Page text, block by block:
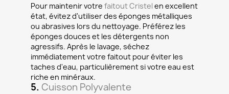
Pour maintenir votre faitout Cristel en excellent
état, évitez d'utiliser des éponges métalliques
ou abrasives lors du nettoyage. Préférez les
éponges douces et les détergents non
agressifs. Après le lavage, séchez
immédiatement votre faitout pour éviter les
taches d'eau, particulièrement si votre eau est
riche en minéraux.
5. Cuisson Polyvalente